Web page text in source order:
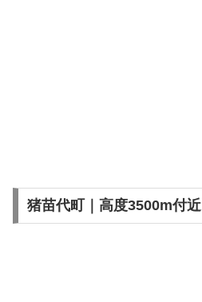
猪苗代町｜高度3500m付近